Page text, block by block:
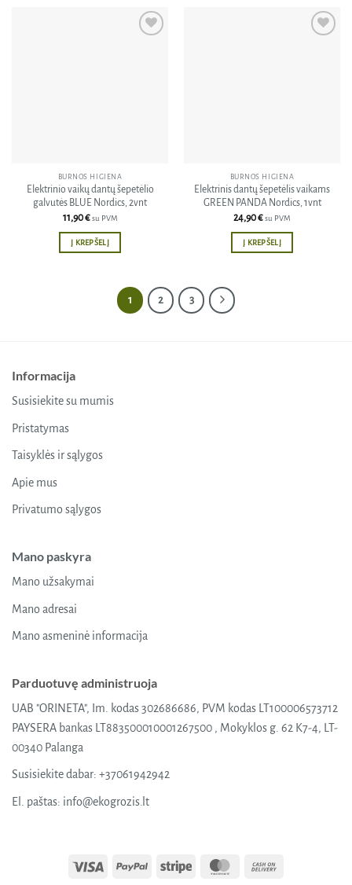
BURNOS HIGIENA
Elektrinio vaikų dantų šepetėlio
galvutės BLUE Nordics, 2vnt
11,90€ su PVM
Į KREPŠELĮ
BURNOS HIGIENA
Elektrinis dantų šepetėlis vaikams
GREEN PANDA Nordics, 1vnt
24,90€su PVM
Į KREPŠELĮ
1 2 3
Informacija
Susisiekite su mumis
Pristatymas
Taisyklės ir sąlygos
Apie mus
Privatumo sąlygos
Mano paskyra
Mano užsakymai
Mano adresai
Mano asmeninė informacija
Parduotuvę administruoja
UAB "ORINETA", Im. kodas 302686686, PVM kodas LT100006573712
PAYSERA bankas LT883500010001267500 , Mokyklos g. 62 K7-4, LT-
00340 Palanga
Susisiekite dabar: +37061942942
El. paštas: info@ekogrozis.lt
Visa PayPal Stripe MasterCard